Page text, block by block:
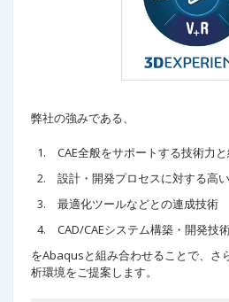
弊社の強みである、
CAE全般をサポートする技術力
設計・開発プロセスに対する高
最適化ツールなどとの連成技術
CAD/CAEシステム構築・開発技
をAbaqusと組み合わせることで、さ
析環境をご提案します。